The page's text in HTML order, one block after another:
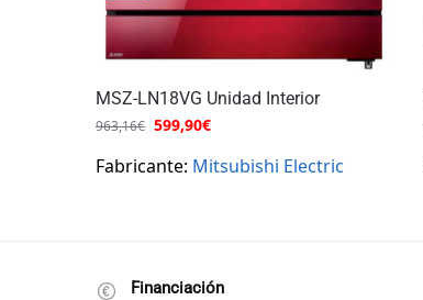
MSZ-LN18VG Unidad Interior
963,16€ 599,90€
Fabricante: Mitsubishi Electric
Financiación